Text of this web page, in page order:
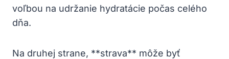
voľbou na udržanie hydratácie počas celého
dňa.
Na druhej strane, **strava** môže byť